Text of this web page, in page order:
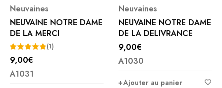
Neuvaines
NEUVAINE NOTRE DAME
DE LA MERCI
Note5.00
sur 5
(1)
9,00€
A1031
Neuvaines
NEUVAINE NOTRE DAME
DE LA DELIVRANCE
9,00€
A1030
Ajouter au panier